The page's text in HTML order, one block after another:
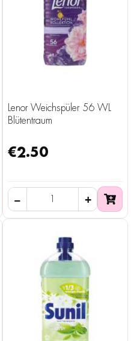
Lenor Weichspüler 56 WL
Blütentraum
€2.50